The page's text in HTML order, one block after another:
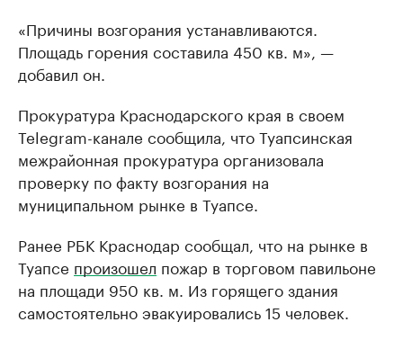
«Причины возгорания устанавливаются.
Площадь горения составила 450 кв. м», —
добавил он.
Прокуратура Краснодарского края в своем
Telegram-канале сообщила, что Туапсинская
межрайонная прокуратура организовала
проверку по факту возгорания на
муниципальном рынке в Туапсе.
Ранее РБК Краснодар сообщал, что на рынке в
Туапсе произошел пожар в торговом павильоне
на площади 950 кв. м. Из горящего здания
самостоятельно эвакуировались 15 человек.